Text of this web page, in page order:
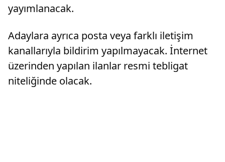
yayımlanacak.
Adaylara ayrıca posta veya farklı iletişim
kanallarıyla bildirim yapılmayacak. İnternet
üzerinden yapılan ilanlar resmi tebligat
niteliğinde olacak.